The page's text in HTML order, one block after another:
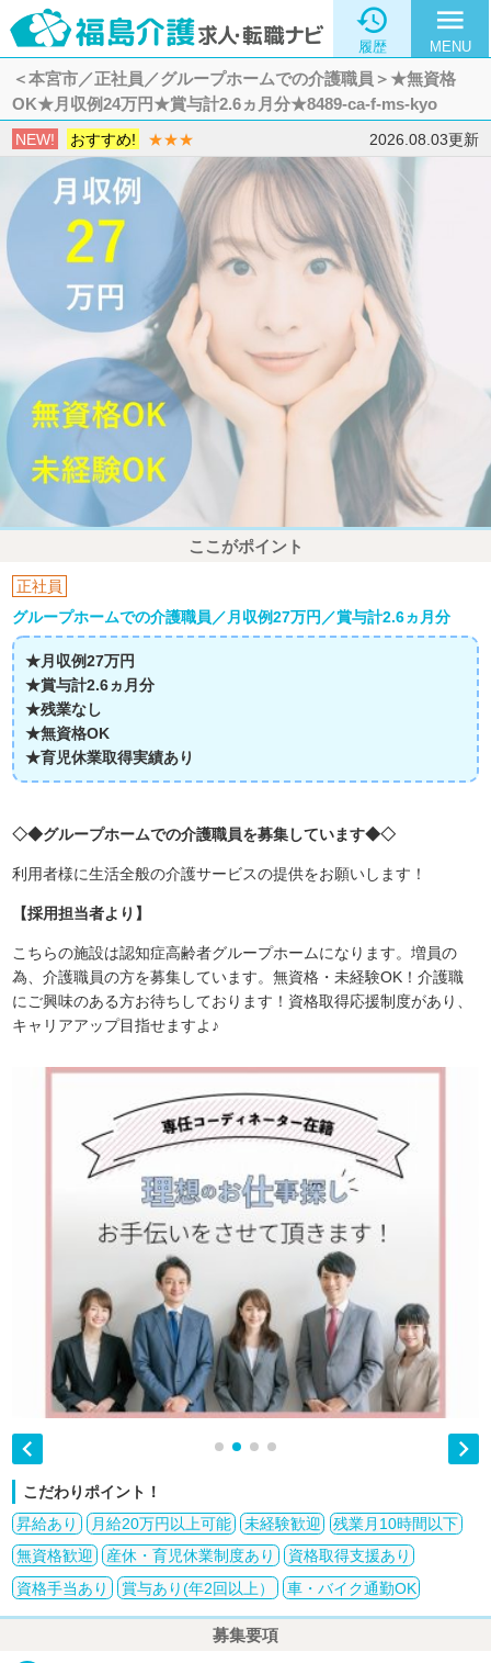

履歴
menu
MENU
＜本宮市／正社員／グループホームでの介護職員＞★無資格
OK★月収例24万円★賞与計2.6ヵ月分★8489-ca-f-ms-kyo
NEW! おすすめ! ★★★ 2026.08.03更新
ここがポイント
正社員
グループホームでの介護職員／月収例27万円／賞与計2.6ヵ月分
★月収例27万円
★賞与計2.6ヵ月分
★残業なし
★無資格OK
★育児休業取得実績あり
◇◆グループホームでの介護職員を募集しています◆◇
利用者様に生活全般の介護サービスの提供をお願いします！
【採用担当者より】
こちらの施設は認知症高齢者グループホームになります。増員の
為、介護職員の方を募集しています。無資格・未経験OK！介護職
にご興味のある方お待ちしております！資格取得応援制度があり、
キャリアアップ目指せますよ♪
 
こだわりポイント！
昇給あり
月給20万円以上可能 未経験歓迎
残業月10時間以下
無資格歓迎
産休・育児休業制度あり
資格取得支援あり
資格手当あり
賞与あり(年2回以上） 車・バイク通勤OK
募集要項